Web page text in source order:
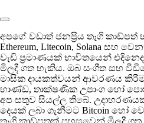
අපගේ වඩාත් ජනප්‍රිය තෑගි කාඩ්පත්
Ethereum, Litecoin, Solana සහ
වැඩි ප්‍රමාණයක් භාවිතයෙන්
මිලදී ගත හැකිය. ඔබ සංගීත සහ
මාසික දායකත්වයන් ආවරණය
භාණ්ඩ, තාක්ෂණික උපාංග හෝ
අප සතුව සියල්ල තිබේ.
දෙයක් ලබා ගැනීමට Bitcoin හෝ
තෑගි කාඩ්පතක් පහසුවෙන් මිලදී ගත